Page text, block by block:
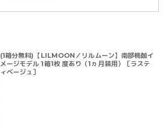
(1箱分無料)【LILMOON／リルムーン】南部桃伽イ
メージモデル 1箱1枚 度あり（1ヵ月装用）［ラステ
ィベージュ］